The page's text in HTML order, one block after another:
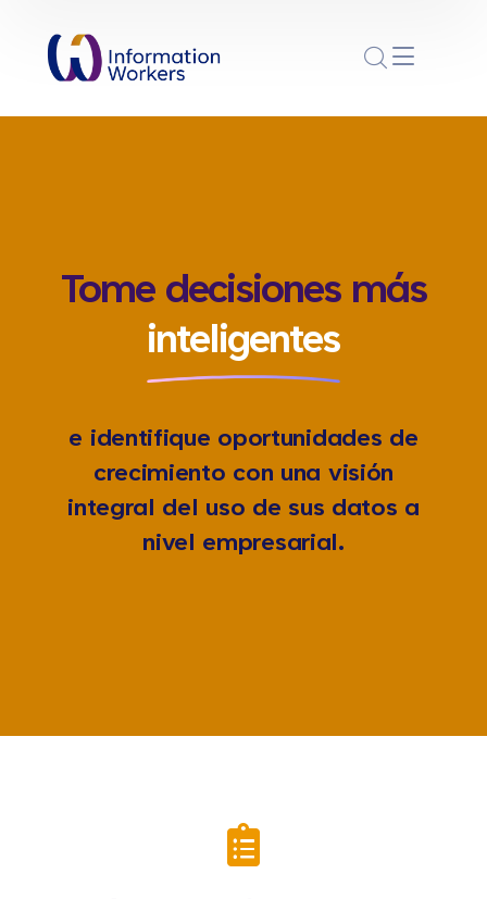
Tome decisiones más
inteligentes
e identifique oportunidades de
crecimiento con una visión
integral del uso de sus datos a
nivel empresarial.